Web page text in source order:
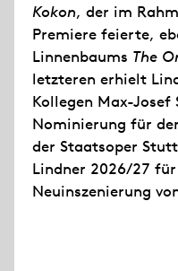
Kokon, der im
Premiere feierte,
Linnenbaums The
letzteren erhielt
Kollegen Max-Josef
Nominierung für
der Staatsoper
Lindner 2026/27
Neuinszenierung